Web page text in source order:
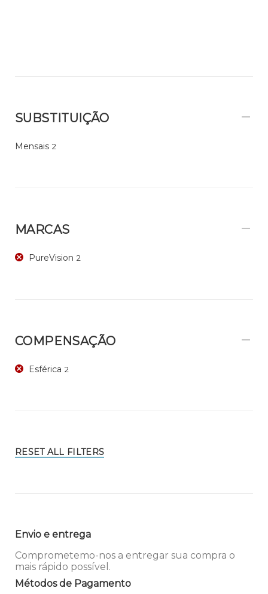
SUBSTITUIÇÃO
Mensais 2
MARCAS
PureVision 2
COMPENSAÇÃO
Esférica 2
RESET ALL FILTERS
Envio e entrega
Comprometemo-nos a entregar sua compra o
mais rápido possível.
Métodos de Pagamento